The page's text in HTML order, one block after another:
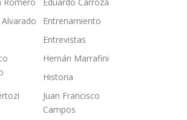
Entrenamiento
Entrevistas
Hernán Marrafini
Historia
Juan Francisco
Campos